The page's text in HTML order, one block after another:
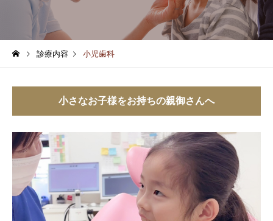
小児歯
診療内容 小児歯科
小さなお子様をお持ちの親御さんへ